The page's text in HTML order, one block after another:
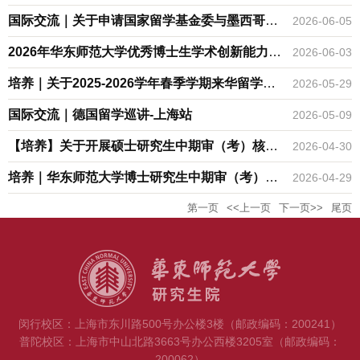
期赴境外校际合作高校交换留学的通知（第一
批）
国际交流｜关于申请国家留学基金委与墨西哥政
府互换奖学金项目的通知
2026-06-05
2026年华东师范大学优秀博士生学术创新能力提
升计划拟立项项目公示
2026-06-03
培养｜关于2025-2026学年春季学期来华留学研
究生《国际汉语能力标准》三级水平考试报名的
通知
2026-05-29
国际交流｜德国留学巡讲-上海站 2026-05-09
【培养】关于开展硕士研究生中期审（考）核的
通知
2026-04-30
培养｜华东师范大学博士研究生中期审（考）核 2026-04-29
第一页 <<上一页 下一页>> 尾页
闵行校区：上海市东川路500号办公楼3楼（邮政编码：200241）
普陀校区：上海市中山北路3663号办公西楼3205室（邮政编码：